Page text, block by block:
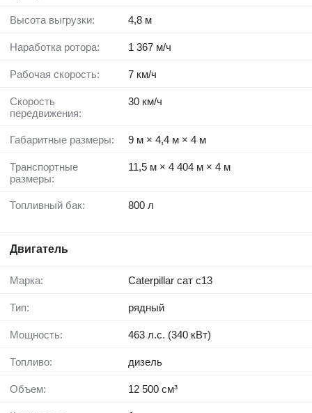
Высота выгрузки: 4,8 м
Наработка ротора: 1 367 м/ч
Рабочая скорость: 7 км/ч
Скорость
передвижения:
30 км/ч
Габаритные размеры: 9 м × 4,4 м × 4 м
Транспортные
размеры:
11,5 м × 4 404 м × 4 м
Топливный бак: 800 л
Двигатель
Марка: Caterpillar сат с13
Тип: рядный
Мощность: 463 л.с. (340 кВт)
Топливо: дизель
Объем: 12 500 см³